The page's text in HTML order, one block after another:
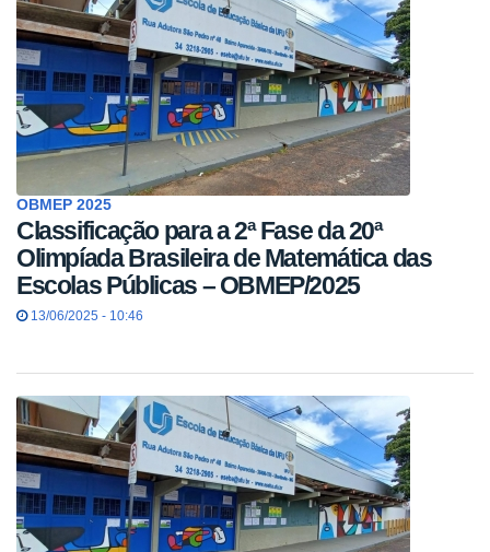
OBMEP 2025
Classificação para a 2ª Fase da 20ª
Olimpíada Brasileira de Matemática das
Escolas Públicas – OBMEP/2025
13/06/2025 - 10:46